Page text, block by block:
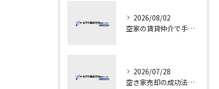
2026/08/02
空家の賃貸仲介で手数料と上限を徹底解説し200万円物件の注意点も紹介
2026/07/28
空き家売却の成功法と注意点